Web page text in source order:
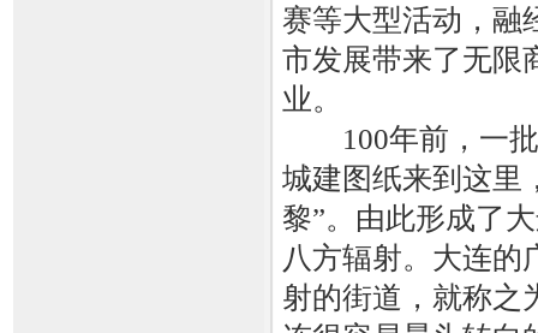
赛等大型活动，融
市发展带来了无限
业。
100年前，一批
城建图纸来到这里
黎”。由此形成了
八方辐射。大连的
射的街道，就称之